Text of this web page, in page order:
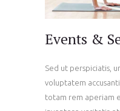
Events &
Sed ut perspiciatis,
voluptatem
totam rem aperiam